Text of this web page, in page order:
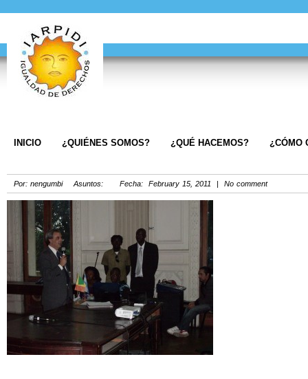
INICIO ¿QUIÉNES SOMOS? ¿QUÉ HACEMOS? ¿CÓMO
Por: nengumbi Asuntos: Fecha: February 15, 2011 | No comment